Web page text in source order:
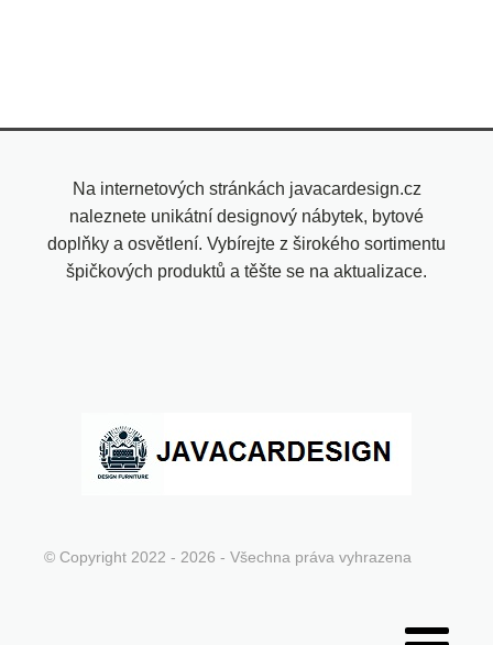
Na internetových stránkách javacardesign.cz
naleznete unikátní designový nábytek, bytové
doplňky a osvětlení. Vybírejte z širokého sortimentu
špičkových produktů a těšte se na aktualizace.
© Copyright 2022 - 2026 - Všechna práva vyhrazena